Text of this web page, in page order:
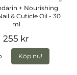
+ Nourishing
& Cuticle Oil - 30
ml
255 kr
Köp nu!